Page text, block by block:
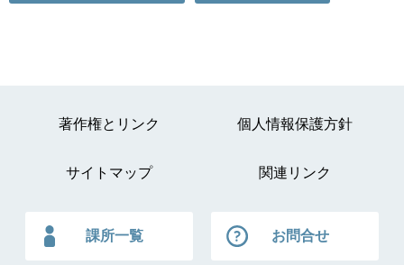
著作権とリンク 個人情報保護方針
サイトマップ 関連リンク
課所一覧 お問合せ